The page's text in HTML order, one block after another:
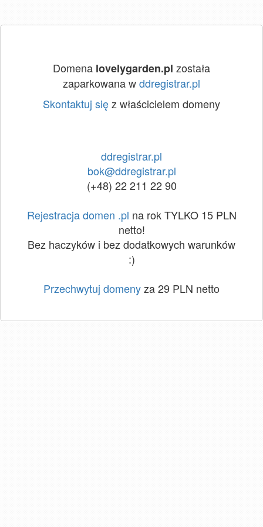
Domena lovelygarden.pl została
zaparkowana wddregistrar.pl
Skontaktuj sięz właścicielem domeny
ddregistrar.pl
bok@ddregistrar.pl
(+48) 22 211 22 90
Rejestracja domen .pl na rok TYLKO 15 PLN
netto!
Bez haczyków i bez dodatkowych warunków
:)
Przechwytuj domenyza 29 PLN netto